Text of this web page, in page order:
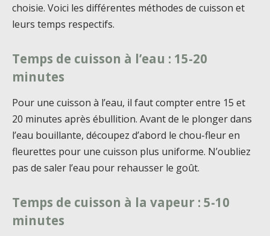
choisie. Voici les différentes méthodes de cuisson et
leurs temps respectifs.
Temps de cuisson à l’eau : 15-20
minutes
Pour une cuisson à l’eau, il faut compter entre 15 et
20 minutes après ébullition. Avant de le plonger dans
l’eau bouillante, découpez d’abord le chou-fleur en
fleurettes pour une cuisson plus uniforme. N’oubliez
pas de saler l’eau pour rehausser le goût.
Temps de cuisson à la vapeur : 5-10
minutes